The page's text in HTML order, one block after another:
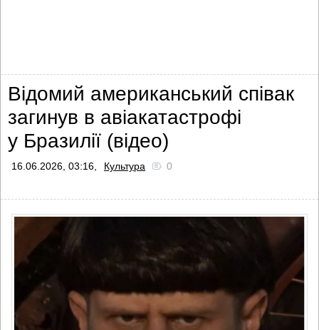
Відомий американський співак
загинув в авіакатастрофі
у Бразилії (відео)
16.06.2026, 03:16, Культура 0